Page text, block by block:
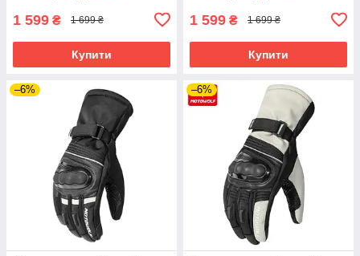
1 599 ₴ 1 699 ₴
Купити
1 599 ₴ 1 699 ₴
Купити
–6% –6%